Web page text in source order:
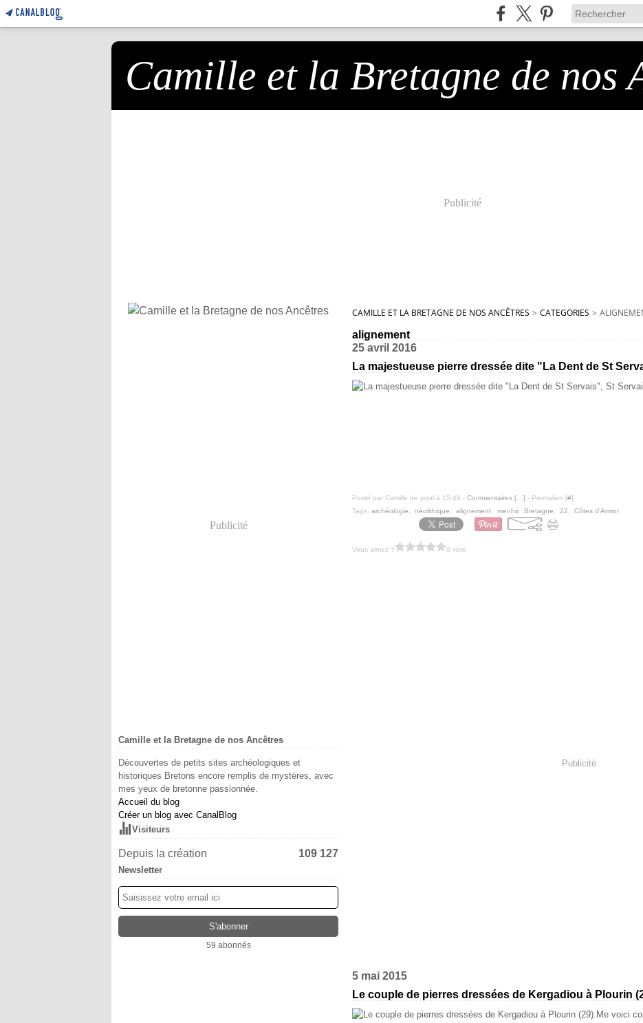
Camille et la Bretagne de nos
Publicité
Publicité
Camille et la Bretagne de nos Ancêtres
Découvertes de petits sites archéologiques et
historiques Bretons encore remplis de mystères, avec
mes yeux de bretonne passionnée.
Accueil du blog
Créer un blog avec CanalBlog
Visiteurs
Depuis la création 109 127
Newsletter
59 abonnés
CAMILLE ET LA BRETAGNE DE NOS ANCÊTRES > CATEGORIES >
alignement
25 avril 2016
La majestueuse pierre dressée dite "La Dent de St
Posté par Camille de poul à 15:49 - Commentaires [ ] - Permalien [#]
Tags: archéologie néolithique alignement menhir, Bretagne 22 Côtes d'Armor
Vous aimez ? 0 vote
Publicité
5 mai 2015
Le couple de pierres dressées de Kergadiou à Plourin
Me voici